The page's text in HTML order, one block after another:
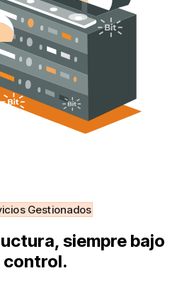
Gestionados
siempre bajo
control.